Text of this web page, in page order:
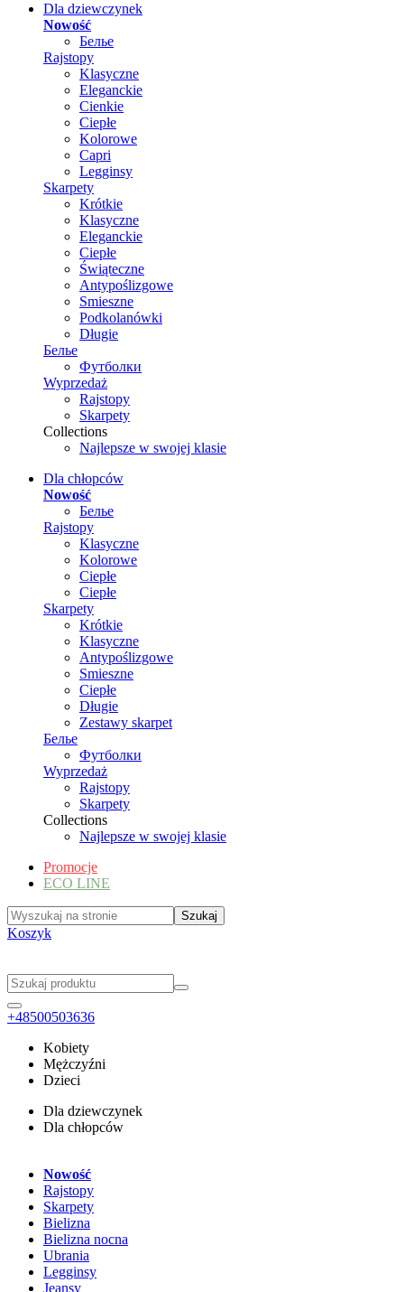
Dla dziewczynek
Nowość
Белье
Rajstopy
Klasyczne
Eleganckie
Cienkie
Ciepłe
Kolorowe
Capri
Legginsy
Skarpety
Krótkie
Klasyczne
Eleganckie
Ciepłe
Świąteczne
Antypoślizgowe
Smieszne
Podkolanówki
Długie
Белье
Футболки
Wyprzedaż
Rajstopy
Skarpety
Collections
Najlepsze w swojej klasie
Dla chłopców
Nowość
Белье
Rajstopy
Klasyczne
Kolorowe
Ciepłe
Ciepłe
Skarpety
Krótkie
Klasyczne
Antypoślizgowe
Smieszne
Ciepłe
Długie
Zestawy skarpet
Белье
Футболки
Wyprzedaż
Rajstopy
Skarpety
Collections
Najlepsze w swojej klasie
Promocje
ECO LINE
Koszyk
+48500503636
Kobiety
Mężczyźni
Dzieci
Dla dziewczynek
Dla chłopców
Nowość
Rajstopy
Skarpety
Bielizna
Bielizna nocna
Ubrania
Legginsy
Jeansy